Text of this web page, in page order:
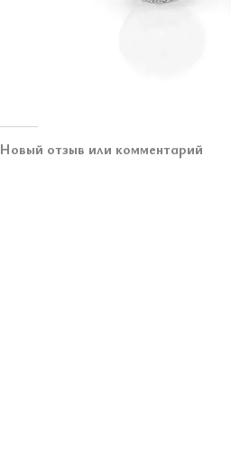
Новый отзыв или комментарий